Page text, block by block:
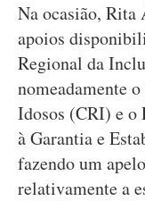
Na ocasião, Rita
apoios
Regional da
nomeadamente
Idosos (CRI) e o
à Garantia e
fazendo um
relativamente a